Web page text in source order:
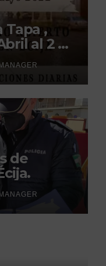
Tapa ,
al 2 de
de